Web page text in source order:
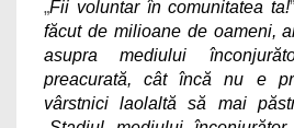
„Fii voluntar în comunitatea ta!
făcut de milioane de oameni,
asupra mediului
preacurată, cât încă nu e
vârstnici laolaltă să mai